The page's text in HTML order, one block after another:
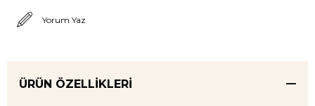
Yorum Yaz
ÜRÜN ÖZELLIKLERI